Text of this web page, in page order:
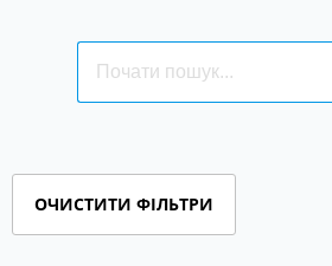
ОЧИСТИТИ ФІЛЬТРИ